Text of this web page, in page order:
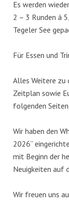
Es werden
2 – 3 Runden á
Tegeler See
Für Essen und
Alles Weitere zu
Zeitplan sowie
folgenden Seiten.
Wir haben den
2026“
mit Beginn der
Neuigkeiten auf
Wir freuen uns